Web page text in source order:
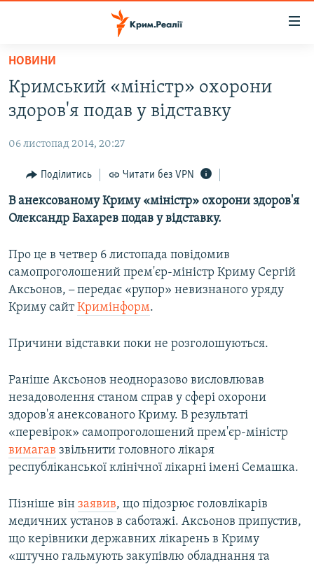
Перейти
основного
матеріалу
Перейти
до
навігації
Перейти
до
ВОДА.КРИМ
ВІДЕО ТА ФОТО
ПОЛІТИКА
БЛОГИ
ПОГЛЯД
ІНТЕРВ'Ю
ВСЕ ЗА ДЕНЬ
СПЕЦПРОЕКТИ
ДЕПОРТАЦІЯ
СВІДЧЕННЯ ОКУПАЦІЇ
УКРАЇНСЬКА ПРОБЛЕМА КРИМУ
ІНФОГРАФІКА
ЯК ОБІЙТИ БЛОКУВАННЯ
Русский
ДОЛУЧАЙСЯ!
Усі сайти RFE/RL
НОВИНИ
Кримський «міністр» охорони
здоров'я подав у відставку
06 листопад 2014, 20:27
Поділитись Читати без VPN
В анексованому Криму «міністр» охорони здоров'я
Олександр Бахарев подав у відставку.
Про це в четвер 6 листопада повідомив
самопроголошений прем'єр-міністр Криму Сергій
Аксьонов, –передає «рупор» невизнаного уряду
Криму сайтКримінформ.
Причини відставки поки не розголошуються.
Раніше Аксьонов неодноразово висловлював
незадоволення станом справ у сфері охорони
здоров'я анексованого Криму. В результаті
«перевірок» самопроголошений прем'єр-міністр
вимагав звільнити головного лікаря
республіканської клінічної лікарні імені Семашка.
Пізніше він заявив, що підозрює головлікарів
медичних установ в саботажі. Аксьонов припустив,
що керівники державних лікарень в Криму
«штучно гальмують закупівлю обладнання та